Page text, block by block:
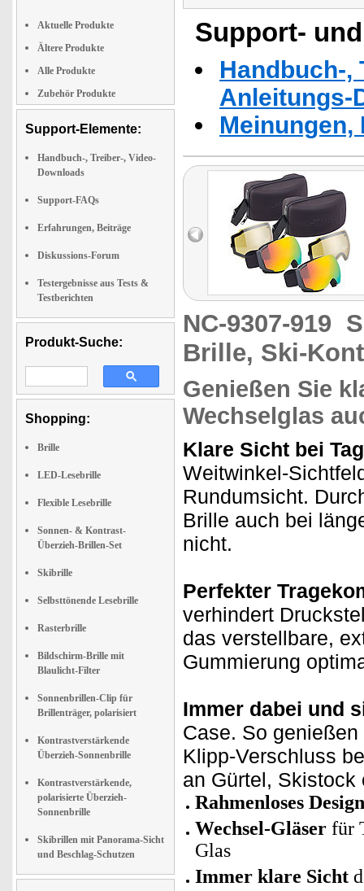
Aktuelle Produkte
Ältere Produkte
Alle Produkte
Zubehör Produkte
Support-Elemente:
Handbuch-, Treiber-, Video-
Downloads
Support-FAQs
Erfahrungen, Beiträge
Diskussions-Forum
Testergebnisse aus Tests &
Testberichten
Produkt-Suche:
Shopping:
Brille
LED-Lesebrille
Flexible Lesebrille
Sonnen- & Kontrast-
Überzieh-Brillen-Set
Skibrille
Selbsttönende Lesebrille
Rasterbrille
Bildschirm-Brille mit
Blaulicht-Filter
Sonnenbrillen-Clip für
Brillenträger, polarisiert
Kontrastverstärkende
Überzieh-Sonnenbrille
Kontrastverstärkende,
polarisierte Überzieh-
Sonnenbrille
Skibrillen mit Panorama-Sicht
und Beschlag-Schutzen
Support-
Handbuch-,
Anleitungs-
NC-9307-919
Brille, Ski-
Genießen Sie
Wechselglas
Klare Sicht bei
Weitwinkel-
Rundumsicht.
Brille auch bei
nicht.
Perfekter
verhindert
das verstellbare,
Gummierung
Immer dabei und
Case. So
Klipp-Verschluss
an Gürtel, Skistock
Rahmenloses Design
Wechsel-Gläser für
Glas
Immer klare Sicht